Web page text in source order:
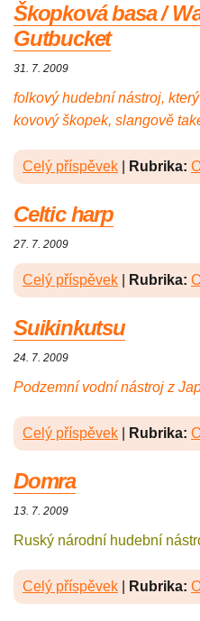
Škopková basa /
Gutbucket
31. 7. 2009
folkový hudební nástroj,
kovový škopek, slangově
Celý příspěvek Rubrika:
Celtic harp
27. 7. 2009
Celý příspěvek Rubrika:
Suikinkutsu
24. 7. 2009
Podzemní vodní nástroj z
Celý příspěvek Rubrika:
Domra
13. 7. 2009
Ruský národní hudební
Celý příspěvek Rubrika: